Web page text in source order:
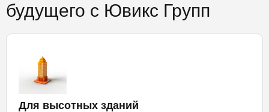
будущего с Ювикс Групп
Для высотных зданий